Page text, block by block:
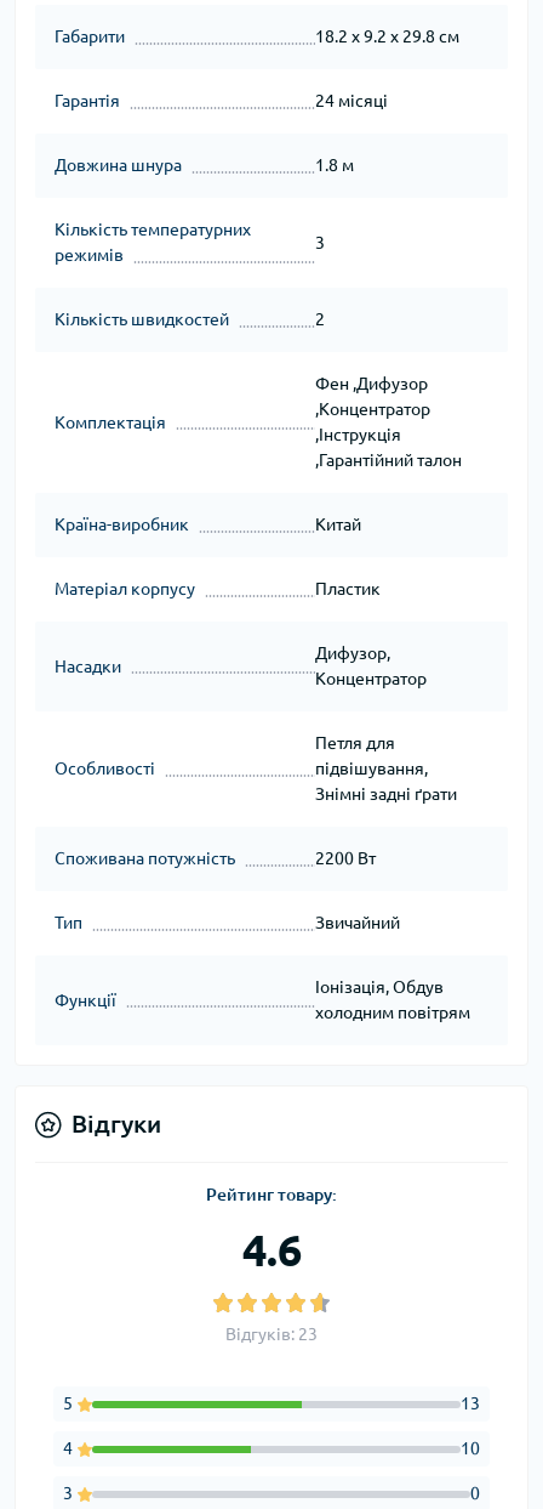
Габарити 18.2 x 9.2 x 29.8 см
Гарантія 24 місяці
Довжина шнура 1.8 м
Кількість температурних
режимів
3
Кількість швидкостей 2
Комплектація
Фен ,Дифузор
,Концентратор
,Інструкція
,Гарантійний талон
Країна-виробник Китай
Матеріал корпусу Пластик
Насадки
Дифузор,
Концентратор
Особливості
Петля для
підвішування,
Знімні задні ґрати
Споживана потужність 2200 Вт
Тип Звичайний
Функції
Іонізація, Обдув
холодним повітрям
Відгуки
Рейтинг товару:
4.6
Відгуків: 23
5 13
4 10
3 0